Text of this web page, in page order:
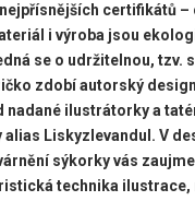
certifikátů
i výroba jsou
se o udržitelnou, tzv.
zdobíautorský
nadané ilustrátorky a
alias Liskyzlevandul. V
sýkorky vás
technika ilustrace,